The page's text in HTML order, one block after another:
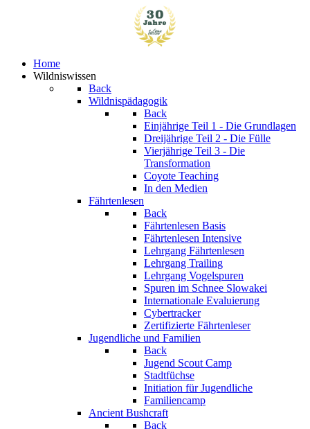
Home
Wildniswissen
Back
Wildnispädagogik
Back
Einjährige Teil 1 - Die Grundlagen
Dreijährige Teil 2 - Die Fülle
Vierjährige Teil 3 - Die
Transformation
Coyote Teaching
In den Medien
Fährtenlesen
Back
Fährtenlesen Basis
Fährtenlesen Intensive
Lehrgang Fährtenlesen
Lehrgang Trailing
Lehrgang Vogelspuren
Spuren im Schnee Slowakei
Internationale Evaluierung
Cybertracker
Zertifizierte Fährtenleser
Jugendliche und Familien
Back
Jugend Scout Camp
Stadtfüchse
Initiation für Jugendliche
Familiencamp
Ancient Bushcraft
Back